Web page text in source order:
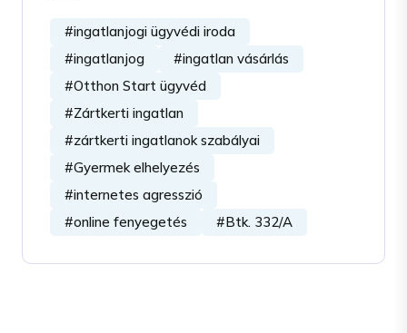
#ingatlanjogi ügyvédi iroda
#ingatlanjog
#ingatlan vásárlás
#Otthon Start ügyvéd
#Zártkerti ingatlan
#zártkerti ingatlanok szabályai
#Gyermek elhelyezés
#internetes agresszió
#online fenyegetés
#Btk. 332/A